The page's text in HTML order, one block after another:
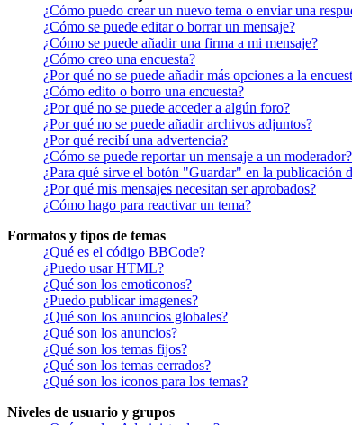
¿Cómo puedo crear un nuevo tema o enviar una
¿Cómo se puede editar o borrar un mensaje?
¿Cómo se puede añadir una firma a mi mensaje?
¿Cómo creo una encuesta?
¿Por qué no se puede añadir más opciones a la
¿Cómo edito o borro una encuesta?
¿Por qué no se puede acceder a algún foro?
¿Por qué no se puede añadir archivos adjuntos?
¿Por qué recibí una advertencia?
¿Cómo se puede reportar un mensaje a un moderador?
¿Para qué sirve el botón "Guardar" en la publicación
¿Por qué mis mensajes necesitan ser aprobados?
¿Cómo hago para reactivar un tema?
Formatos y tipos de temas
¿Qué es el código BBCode?
¿Puedo usar HTML?
¿Qué son los emoticonos?
¿Puedo publicar imagenes?
¿Qué son los anuncios globales?
¿Qué son los anuncios?
¿Qué son los temas fijos?
¿Qué son los temas cerrados?
¿Qué son los iconos para los temas?
Niveles de usuario y grupos